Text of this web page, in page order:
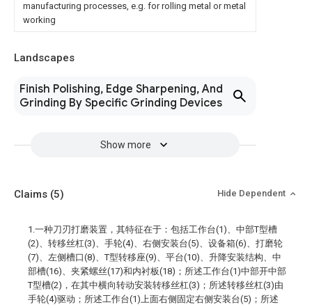
manufacturing processes, e.g. for rolling metal or metal
working
Landscapes
Finish Polishing, Edge Sharpening, And
Grinding By Specific Grinding Devices
Show more
Claims (5) Hide Dependent
1.一种刀刃打磨装置，其特征在于：包括工作台(1)、中部T型槽
(2)、转移丝杠(3)、手轮(4)、右侧安装台(5)、设备箱(6)、打磨轮
(7)、左侧槽口(8)、T型转移座(9)、平台(10)、升降安装结构、中
部槽(16)、夹紧螺丝(17)和内衬板(18)；所述工作台(1)中部开中部
T型槽(2)，在其中横向转动安装转移丝杠(3)；所述转移丝杠(3)由
手轮(4)驱动；所述工作台(1)上面右侧固定右侧安装台(5)；所述